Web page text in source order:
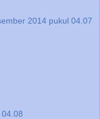
2014 pukul 04.07